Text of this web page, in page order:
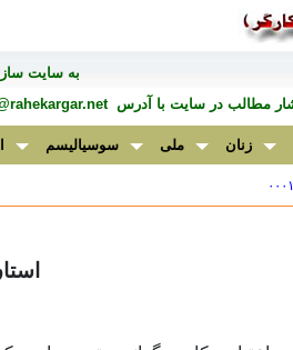
به سايت
مطالب در سايت با آدرس
زنان ملی سوسیالیسم